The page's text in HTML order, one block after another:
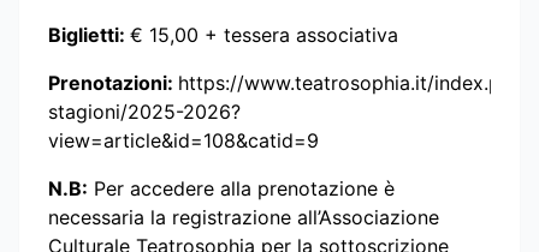
Biglietti: € 15,00 + tessera associativa
Prenotazioni: https://www.teatrosophia.it/index.php/
stagioni/2025-2026?
view=article&id=108&catid=9
N.B: Per accedere alla prenotazione è
necessaria la registrazione all’Associazione
Culturale Teatrosophia per la sottoscrizione